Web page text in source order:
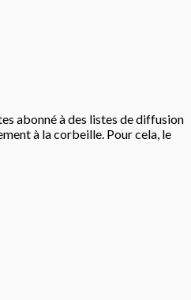
abonné à des listes de diffusion
à la corbeille. Pour cela, le